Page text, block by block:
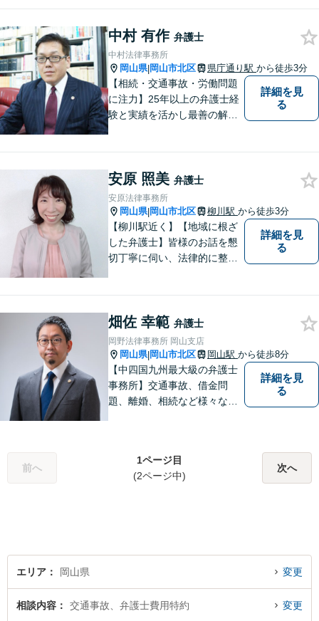
中村 有作 弁護士
中村法律事務所
岡山県|岡山市北区 県庁通り駅 から徒歩3分
【相続・交通事故・労働問題
に注力】25年以上の弁護士経
験と実績を活かし最善の解決
詳細を見
る
安原 照美 弁護士
安原法律事務所
岡山県|岡山市北区 柳川駅 から徒歩3分
【柳川駅近く】【地域に根ざ
した弁護士】皆様のお話を懇
切丁寧に伺い、法律的に整理
少しでも解決されますよう，
誠心誠意努力いたす所存で
す。皆様方のご来所をお待ち
しております。
詳細を見
る
畑佐 幸範 弁護士
岡野法律事務所 岡山支店
岡山県|岡山市北区 岡山駅 から徒歩8分
【中四国九州最大級の弁護士
事務所】交通事故、借金問
題、離婚、相続など様々な問
詳細を見
る
前へ
1ページ目
(2ページ中)
次へ
エリア 岡山県 変更
相談内容 交通事故、弁護士費用特約 変更